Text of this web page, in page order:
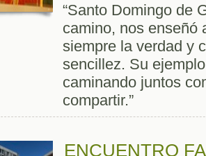
“Santo Domingo de
camino, nos enseñó
siempre la verdad y
sencillez. Su
caminando juntos
compartir.”
ENCUENTRO